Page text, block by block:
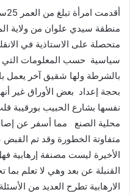
متحصلة على الاستاذية في
سياسية حسب المعلومات التي
بالشرطة ولها شقيق آخر يعمل
بحجة إعداد بعض الأوراق غير
نفسها بشارع الحبيب بورقيبة
متفاوتة الخطورة وقد تم
الأخيرة ليست مصنفة إرهابية
القنبلة عن بعد وهي لا تعلم بما
الارهابية تطرح العديد من